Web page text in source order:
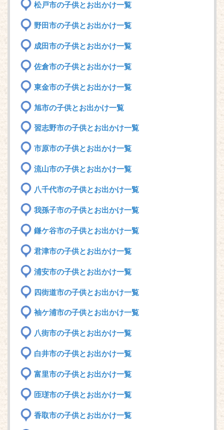
松戸市の子供とお出かけ一覧
野田市の子供とお出かけ一覧
成田市の子供とお出かけ一覧
佐倉市の子供とお出かけ一覧
東金市の子供とお出かけ一覧
旭市の子供とお出かけ一覧
習志野市の子供とお出かけ一覧
市原市の子供とお出かけ一覧
流山市の子供とお出かけ一覧
八千代市の子供とお出かけ一覧
我孫子市の子供とお出かけ一覧
鎌ケ谷市の子供とお出かけ一覧
君津市の子供とお出かけ一覧
浦安市の子供とお出かけ一覧
四街道市の子供とお出かけ一覧
袖ケ浦市の子供とお出かけ一覧
八街市の子供とお出かけ一覧
白井市の子供とお出かけ一覧
富里市の子供とお出かけ一覧
匝瑳市の子供とお出かけ一覧
香取市の子供とお出かけ一覧